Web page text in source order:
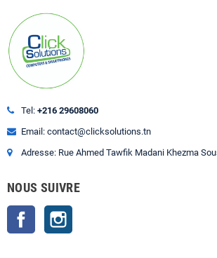
Tel: +216 29608060
Email: contact@clicksolutions.tn
Adresse: Rue Ahmed Tawfik Madani Khezma
NOUS SUIVRE
Facebook